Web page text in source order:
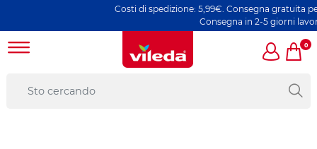
Costi di spedizione: 5,99€. Consegna gratuita
Consegna in 2-5 giorni
0